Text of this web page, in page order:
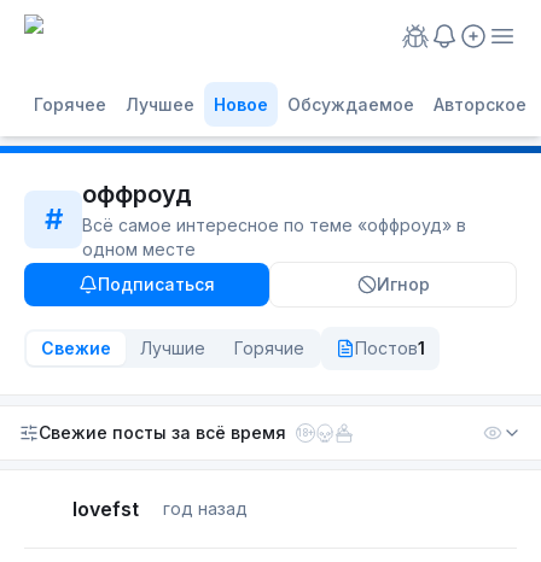
Горячее Лучшее Новое Обсуждаемое Авторское
#
оффроуд
Всё самое интересное по теме «оффроуд» в
одном месте
Подписаться
Игнор
Свежие Лучшие Горячие Постов1
Свежие посты за всё время 18+
lovefst год назад